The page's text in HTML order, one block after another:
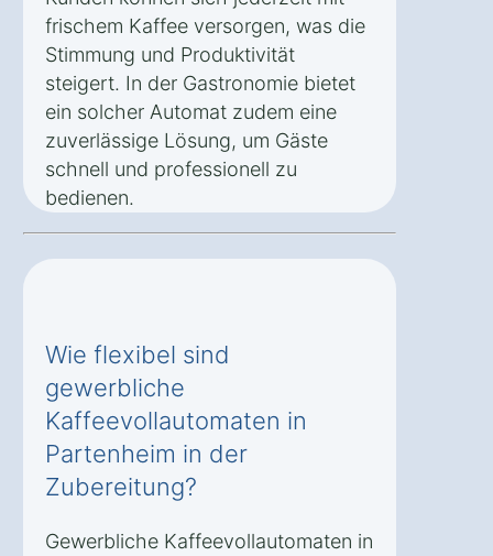
frischem Kaffee versorgen, was die
Stimmung und Produktivität
steigert. In der Gastronomie bietet
ein solcher Automat zudem eine
zuverlässige Lösung, um Gäste
schnell und professionell zu
bedienen.
Wie flexibel sind
gewerbliche
Kaffeevollautomaten in
Partenheim in der
Zubereitung?
Gewerbliche Kaffeevollautomaten in